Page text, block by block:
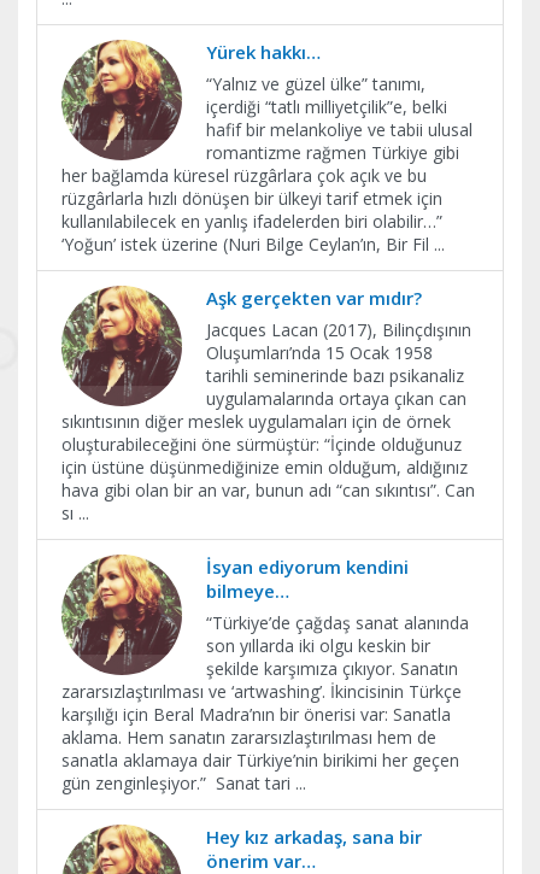
Yürek hakkı…
“Yalnız ve güzel ülke” tanımı,
içerdiği “tatlı milliyetçilik”e, belki
hafif bir melankoliye ve tabii ulusal
romantizme rağmen Türkiye gibi
her bağlamda küresel rüzgârlara çok açık ve bu
rüzgârlarla hızlı dönüşen bir ülkeyi tarif etmek için
kullanılabilecek en yanlış ifadelerden biri olabilir…”
‘Yoğun’ istek üzerine (Nuri Bilge Ceylan’ın, Bir Fil ...
Aşk gerçekten var mıdır?
Jacques Lacan (2017), Bilinçdışının
Oluşumları’nda 15 Ocak 1958
tarihli seminerinde bazı psikanaliz
uygulamalarında ortaya çıkan can
sıkıntısının diğer meslek uygulamaları için de örnek
oluşturabileceğini öne sürmüştür: “İçinde olduğunuz
için üstüne düşünmediğinize emin olduğum, aldığınız
hava gibi olan bir an var, bunun adı “can sıkıntısı”. Can
sı ...
İsyan ediyorum kendini
bilmeye…
“Türkiye’de çağdaş sanat alanında
son yıllarda iki olgu keskin bir
şekilde karşımıza çıkıyor. Sanatın
zararsızlaştırılması ve ‘artwashing’. İkincisinin Türkçe
karşılığı için Beral Madra’nın bir önerisi var: Sanatla
aklama. Hem sanatın zararsızlaştırılması hem de
sanatla aklamaya dair Türkiye’nin birikimi her geçen
gün zenginleşiyor.” Sanat tari ...
Hey kız arkadaş, sana bir
önerim var…